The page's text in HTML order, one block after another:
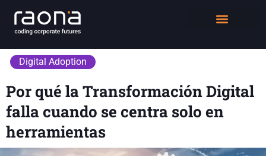
Digital Adoption
Por qué la Transformación Digital
falla cuando se centra solo en
herramientas